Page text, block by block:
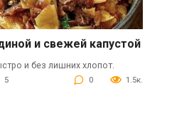
и свежей капустой
и без лишних хлопот.
5 0 1.5к.